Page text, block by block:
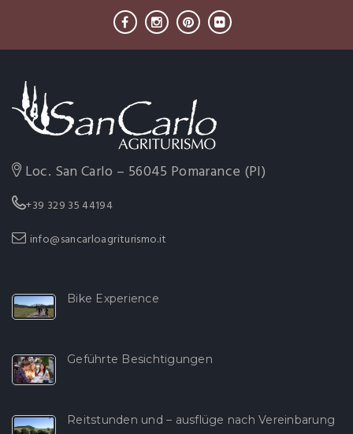
Loc. San Carlo – 56045 Pomarance (PI)
+39 329 35 44194
info@sancarloagriturismo.it
Bike Experience
Geführte Besichtigungen
Reitstunden und – ausflüge nach Vereinbarung